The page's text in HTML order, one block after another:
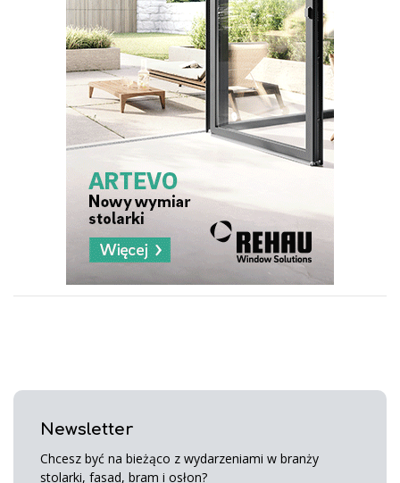
Newsletter
Chcesz być na bieżąco z wydarzeniami w branży
stolarki, fasad, bram i osłon?